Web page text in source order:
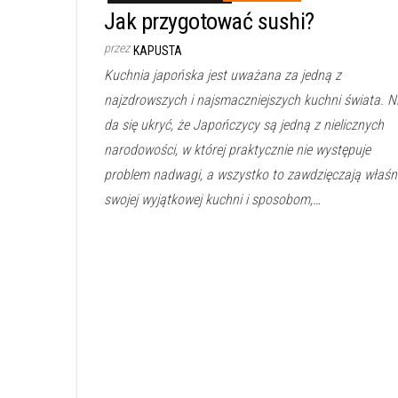
Jak przygotować sushi?
przez KAPUSTA
Kuchnia japońska jest uważana za jedną z
najzdrowszych i najsmaczniejszych kuchni świata.
da się ukryć, że Japończycy są jedną z nielicznych
narodowości, w której praktycznie nie występuje
problem nadwagi, a wszystko to zawdzięczają
swojej wyjątkowej kuchni i sposobom,…